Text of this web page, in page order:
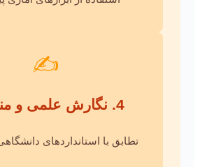
✍️
4. نگارش علمی و منسجم
تطابق با استانداردهای